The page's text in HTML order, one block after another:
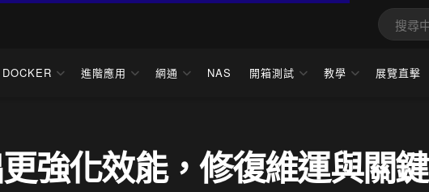
DOCKER 進階應用 網通 NAS 開箱測試 教學 展覽直擊
強化效能，修復維運與關鍵